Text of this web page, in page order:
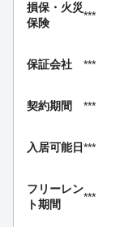
損保・ 火災
保険
***
保証会社 ***
契約期間 ***
入居可能日***
フリーレン
ト期間
***